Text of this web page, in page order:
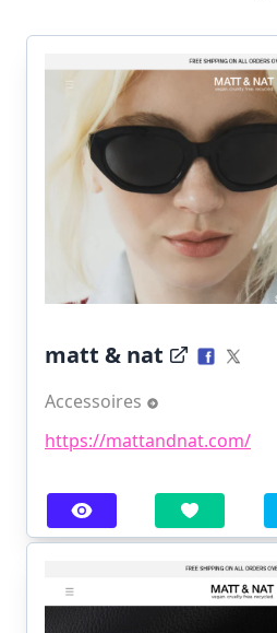
matt & nat
Accessoires
https://mattandnat.com/